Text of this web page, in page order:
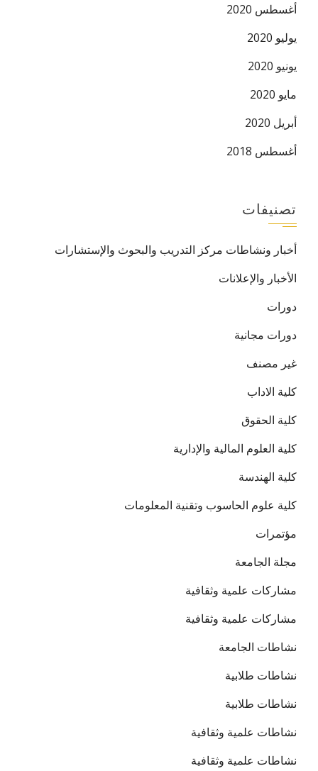
أغسطس 2020
يوليو 2020
يونيو 2020
مايو 2020
أبريل 2020
أغسطس 2018
تصنيفات
أخبار ونشاطات مركز التدريب والبحوث والإستشارات
الأخبار والإعلانات
دورات
دورات مجانية
غير مصنف
كلية الاداب
كلية الحقوق
كلية العلوم المالية والإدارية
كلية الهندسة
كلية علوم الحاسوب وتقنية المعلومات
مؤتمرات
مجلة الجامعة
مشاركات علمية وثقافية
مشاركات علمية وثقافية
نشاطات الجامعة
نشاطات طلابية
نشاطات طلابية
نشاطات علمية وثقافية
نشاطات علمية وثقافية